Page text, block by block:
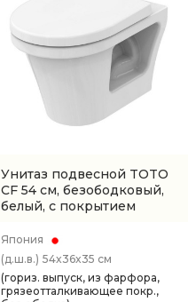
Унитаз подвесной TOTO
CF 54 см, безободковый,
белый, с покрытием
Япония
(д.ш.в.) 54x36x35 см
(гориз. выпуск, из фарфора,
грязеотталкивающее покр.,